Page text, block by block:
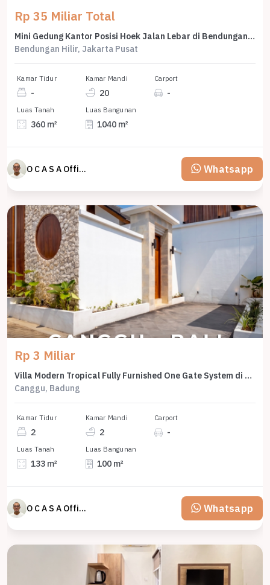
Rp 35 Miliar Total
Mini Gedung Kantor Posisi Hoek Jalan Lebar di Bendungan Hilir
Bendungan Hilir, Jakarta Pusat
Kamar Tidur
-
Kamar Mandi
20
Carport
-
Luas Tanah
360 m²
Luas Bangunan
1040 m²
O C A S A Official property perfected Whatsapp
Rp 3 Miliar
Villa Modern Tropical Fully Furnished One Gate System di Canggu
Canggu, Badung
Kamar Tidur
2
Kamar Mandi
2
Carport
-
Luas Tanah
133 m²
Luas Bangunan
100 m²
O C A S A Official property perfected Whatsapp